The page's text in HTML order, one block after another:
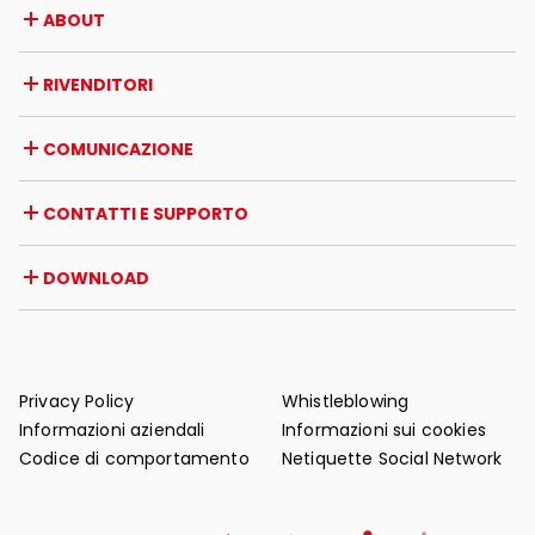
ABOUT
Premi e riconoscimenti
Opportunità di lavoro
Certificazioni
RIVENDITORI
Estero
Iniziative dei rivenditori
COMUNICAZIONE
News
Rassegna stampa
CONTATTI E SUPPORTO
Garanzia
Supporto post-vendita
DOWNLOAD
Privacy Policy
Informazioni aziendali
Codice di comportamento
Whistleblowing
Informazioni sui cookies
Netiquette Social Network